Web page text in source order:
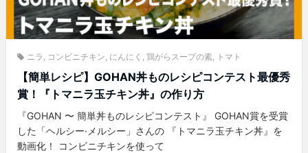
ニラ , コンビニチキン, にんにく , 鶏がらスープの素, トマト
【簡単レシピ】GOHAN丼ものレシピコンテスト最優秀
賞！『トマニラ玉チキン丼』の作り方
『GOHAN 〜 簡単丼ものレシピコンテスト』 GOHAN賞を受賞
した「ヘルシー·メルシー」さんの 『トマニラ玉チキン丼』を
動画化！ コンビニチキンを使って